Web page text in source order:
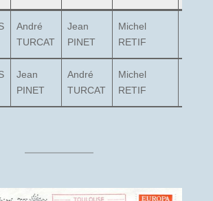
André
TURCAT
Jean
PINET
Michel
RETIF
Jean
PINET
André
TURCAT
Michel
RETIF